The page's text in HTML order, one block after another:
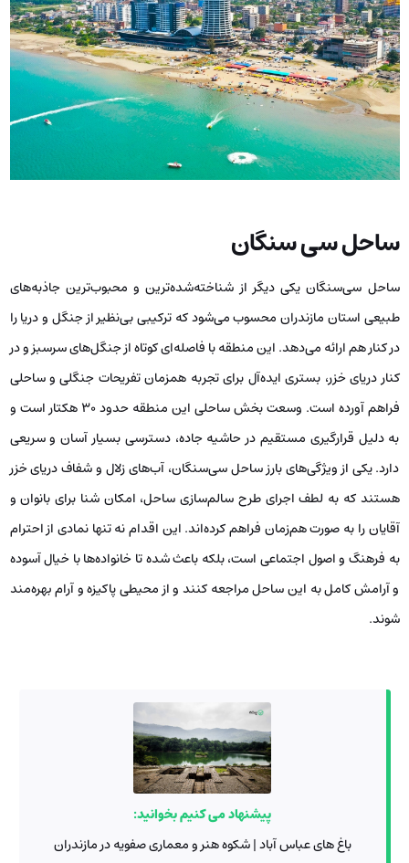
ساحل سی سنگان
ساحل سی‌سنگان یکی دیگر از شناخته‌شده‌ترین و محبوب‌ترین جاذبه‌های
طبیعی استان مازندران محسوب می‌شود که ترکیبی بی‌نظیر از جنگل و دریا را
در کنار هم ارائه می‌دهد. این منطقه با فاصله‌ای کوتاه از جنگل‌های سرسبز و در
کنار دریای خزر، بستری ایده‌آل برای تجربه همزمان تفریحات جنگلی و ساحلی
فراهم آورده است. وسعت بخش ساحلی این منطقه حدود ۳۰ هکتار است و
به دلیل قرارگیری مستقیم در حاشیه جاده، دسترسی بسیار آسان و سریعی
دارد. یکی از ویژگی‌های بارز ساحل سی‌سنگان، آب‌های زلال و شفاف دریای خزر
هستند که به لطف اجرای طرح سالم‌سازی ساحل، امکان شنا برای بانوان و
آقایان را به صورت هم‌زمان فراهم کرده‌اند. این اقدام نه تنها نمادی از احترام
به فرهنگ و اصول اجتماعی است، بلکه باعث شده تا خانواده‌ها با خیال آسوده
و آرامش کامل به این ساحل مراجعه کنند و از محیطی پاکیزه و آرام بهره‌مند
شوند.
پیشنهاد می کنیم بخوانید:
باغ های عباس آباد | شکوه هنر و معماری صفویه در مازندران